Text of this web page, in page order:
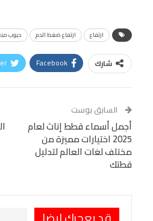
ارتفاع ارتفاع ضغط الدم حبوب
شارك Facebook
Tumblr
البريد الإلكتروني
Digg
LINE
طباعة
السابق بوست
أجمل أسماء قطط إناث لعام
2025 اختيارات مميزة من
مختلف لغات العالم لتدليل
قطتك